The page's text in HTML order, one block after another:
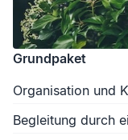
Grundpaket
Organisation und
Begleitung durch